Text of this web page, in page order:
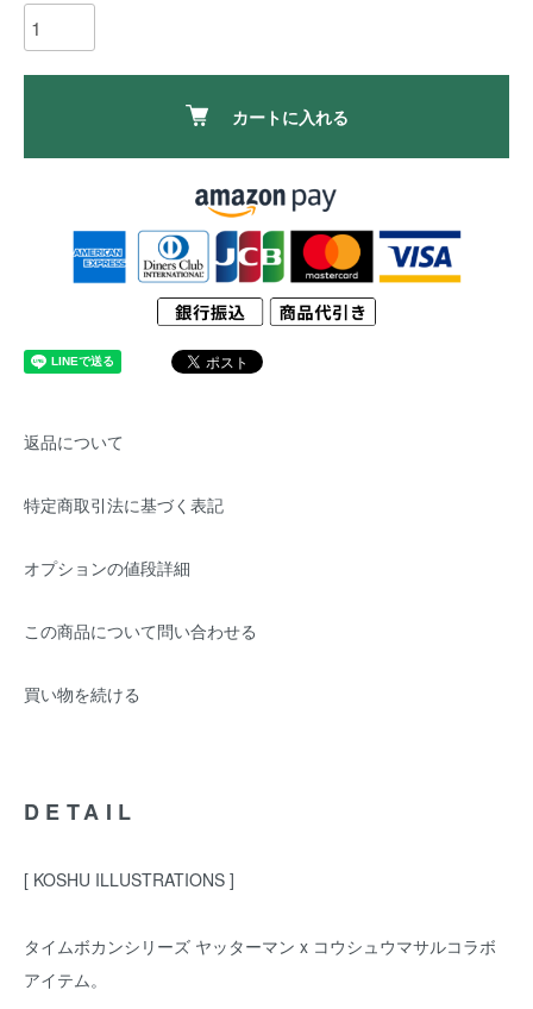
カートに入れる
返品について
特定商取引法に基づく表記
オプションの値段詳細
この商品について問い合わせる
買い物を続ける
DETAIL
[ KOSHU ILLUSTRATIONS ]
タイムボカンシリーズ ヤッターマン x コウシュウマサルコラボ
アイテム。